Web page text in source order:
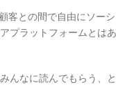
との間で自由にソー
プラットフォームとは
んなに読んでもらう、